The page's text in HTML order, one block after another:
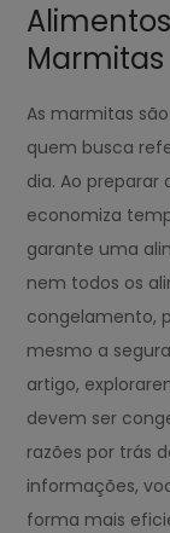
Marmitas
As marmitas
quem busca
dia. Ao
economiza
garante uma
nem todos os
congelamento,
mesmo a
artigo,
devem ser
razões por trás
informações,
forma mais